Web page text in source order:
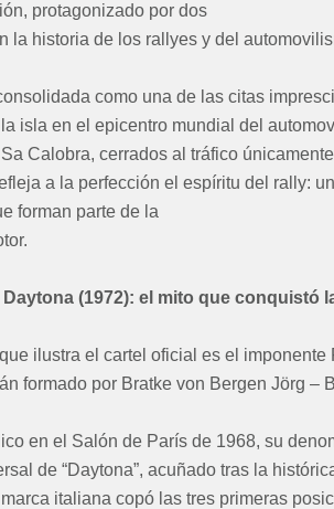
protagonizado por dos
la historia de los rallyes y del
como una de las citas
isla en el epicentro mundial del
Calobra, cerrados al tráfico
a la perfección el espíritu del rally:
forman parte de la
Daytona (1972): el mito que conquistó
ilustra el cartel oficial es el
formado por Bratke von Bergen Jörg –
en el Salón de París de 1968, su
de “Daytona”, acuñado tras la
italiana copó las tres primeras